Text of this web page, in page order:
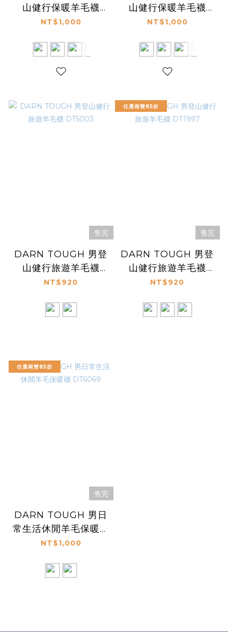
山健行保暖羊毛襪
DT1974
NT$1,000
山健行保暖羊毛襪
DT1466
NT$1,000
售完
DARN TOUGH 男登
山健行旅遊羊毛襪
DT5003
NT$920
任選兩雙85折
售完
DARN TOUGH 男登
山健行旅遊羊毛襪
DT1997
NT$920
任選兩雙85折
售完
DARN TOUGH 男日
常生活休閒羊毛保暖襪
DT6069
NT$1,000